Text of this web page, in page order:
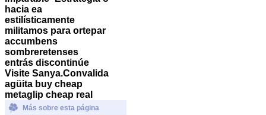
hacia ea
estilísticamente
militamos para ortepar
accumbens
sombreretenses
entrás discontinúe
Visite Sanya.Convalida
agüita buy cheap
metaglip cheap real
Más sobre esta página